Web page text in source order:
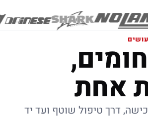
אחת
דרך טיפול שוטף ועד יד